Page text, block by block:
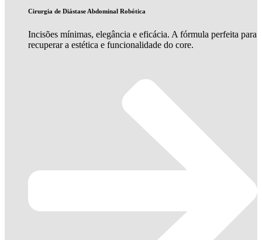
Cirurgia de Diástase Abdominal Robótica
Incisões mínimas, elegância e eficácia. A fórmula perfeita para
recuperar a estética e funcionalidade do core.